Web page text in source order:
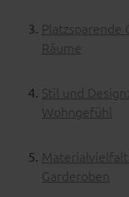
Räume
Stil und
Wohngefühl
Garderoben